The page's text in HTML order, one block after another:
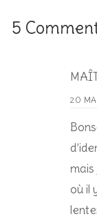
5
20
mais
où il